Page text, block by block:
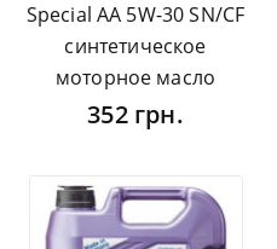
Special AA 5W-30 SN/CF
синтетическое
моторное масло
352 грн.